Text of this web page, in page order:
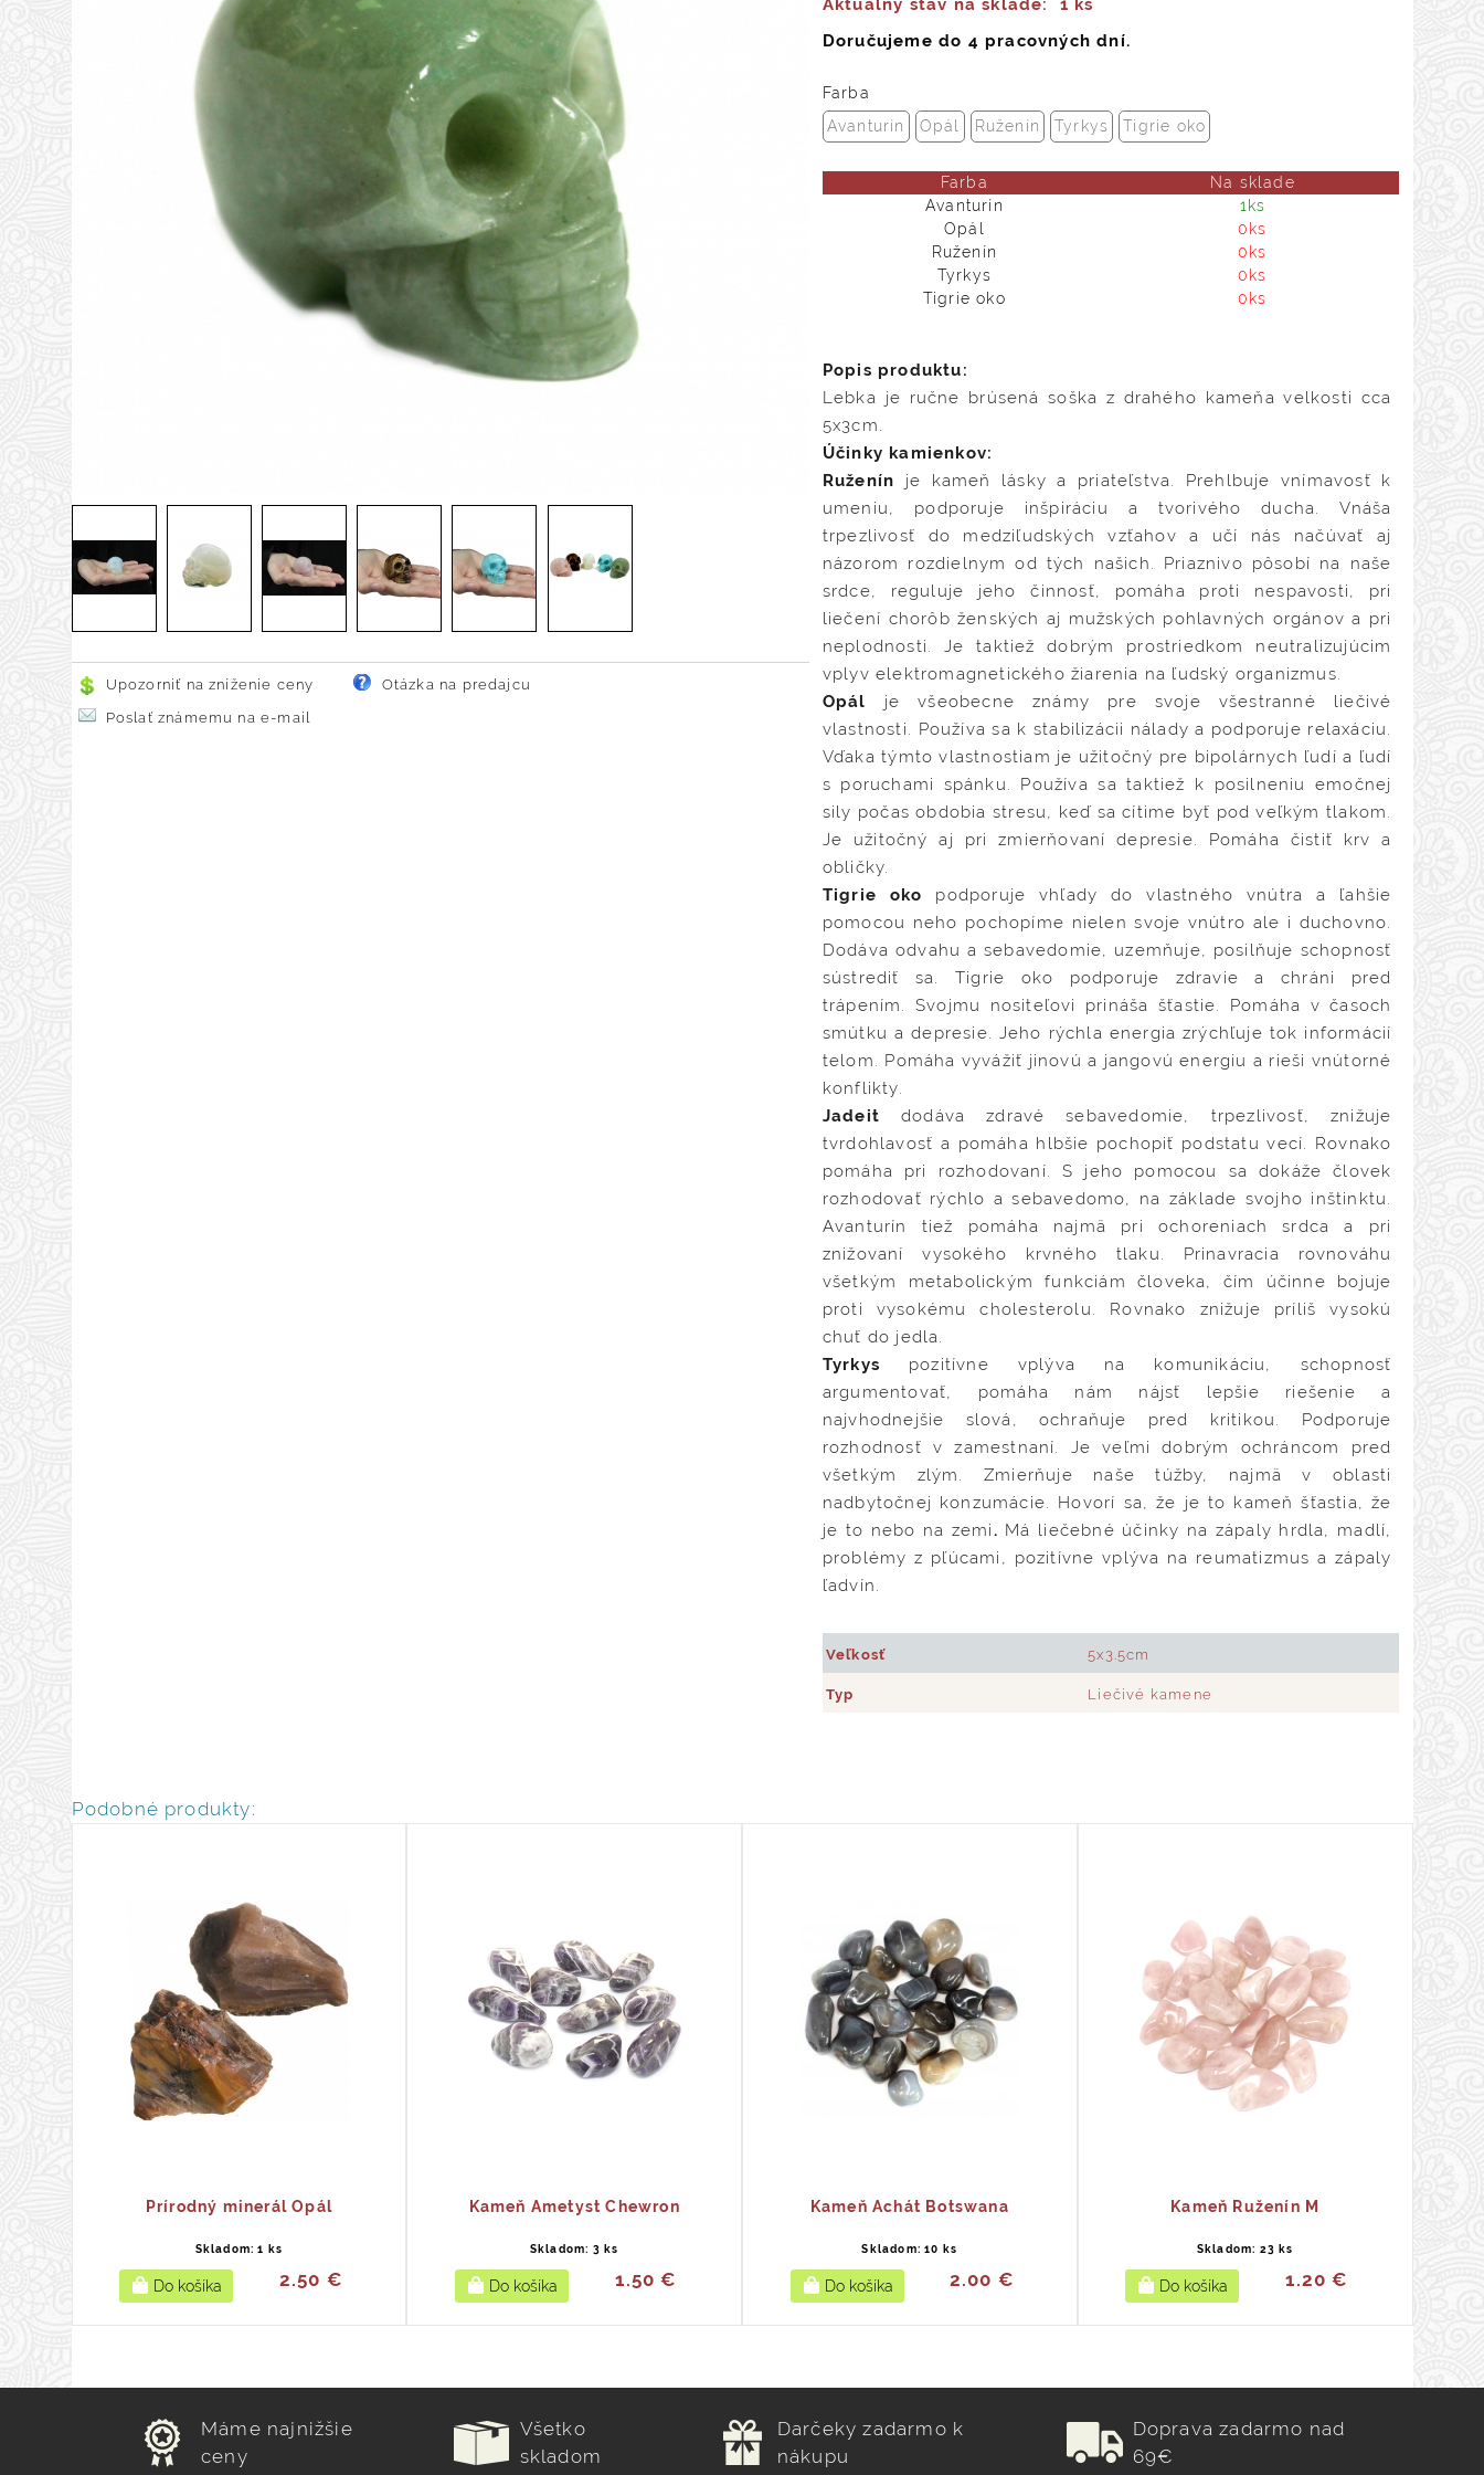
Upozorniť na zníženie ceny
Otázka na predajcu
Poslať známemu na e-mail
Aktuálny stav na sklade:
1 ks
Doručujeme do 4 pracovných dní.
Farba
Avanturín
Opál Ruženín Tyrkys Tigrie oko
Farba
Na sklade
Avanturín
1ks
Opál
0ks
Ruženín
0ks
Tyrkys
0ks
Tigrie oko
0ks
Popis produktu:
Lebka je ručne brúsená soška z drahého kameňa velkosti cca
5x3cm.
Účinky kamienkov:
Ruženín je kameň lásky a priateľstva. Prehlbuje vnímavosť k
umeniu, podporuje inšpiráciu a tvorivého ducha. Vnáša
trpezlivosť do medziľudských vzťahov a učí nás načúvať aj
názorom rozdielnym od tých našich. Priaznivo pôsobí na naše
srdce, reguluje jeho činnosť, pomáha proti nespavosti, pri
liečení chorôb ženských aj mužských pohlavných orgánov a pri
neplodnosti. Je taktiež dobrým prostriedkom neutralizujúcim
vplyv elektromagnetického žiarenia na ľudský organizmus.
Opál je všeobecne známy pre svoje všestranné liečivé
vlastnosti. Používa sa k stabilizácii nálady a podporuje relaxáciu.
Vďaka týmto vlastnostiam je užitočný pre bipolárnych ľudí a ľudí
s poruchami spánku. Používa sa taktiež k posilneniu emočnej
sily počas obdobia stresu, keď sa cítime byť pod veľkým tlakom.
Je užitočný aj pri zmierňovaní depresie. Pomáha čistiť krv a
obličky.
Tigrie oko podporuje vhľady do vlastného vnútra a ľahšie
pomocou neho pochopíme nielen svoje vnútro ale i duchovno.
Dodáva odvahu a sebavedomie, uzemňuje, posilňuje schopnosť
sústrediť sa. Tigrie oko podporuje zdravie a chráni pred
trápením. Svojmu nositeľovi prináša šťastie. Pomáha v časoch
smútku a depresie. Jeho rýchla energia zrýchľuje tok informácií
telom. Pomáha vyvážiť jinovú a jangovú energiu a rieši vnútorné
konflikty.
Jadeit dodáva zdravé sebavedomie, trpezlivosť, znižuje
tvrdohlavosť a pomáha hlbšie pochopiť podstatu vecí. Rovnako
pomáha pri rozhodovaní. S jeho pomocou sa dokáže človek
rozhodovať rýchlo a sebavedomo, na základe svojho inštinktu.
Avanturín tiež pomáha najmä pri ochoreniach srdca a pri
znižovaní vysokého krvného tlaku. Prinavracia rovnováhu
všetkým metabolickým funkciám človeka, čím účinne bojuje
proti vysokému cholesterolu. Rovnako znižuje príliš vysokú
chuť do jedla.
Tyrkys pozitívne vplýva na komunikáciu, schopnosť
argumentovať, pomáha nám nájsť lepšie riešenie a
najvhodnejšie slová, ochraňuje pred kritikou. Podporuje
rozhodnosť v zamestnaní. Je veľmi dobrým ochráncom pred
všetkým zlým. Zmierňuje naše túžby, najmä v oblasti
nadbytočnej konzumácie. Hovorí sa, že je to kameň šťastia, že
je to nebo na zemi. Má liečebné účinky na zápaly hrdla, madlí,
problémy z pľúcami, pozitívne vplýva na reumatizmus a zápaly
ľadvín.
Veľkosť 5x3.5cm
Typ Liečivé kamene
Podobné produkty:
Prírodný minerál Opál
Skladom: 1 ks
2.50 €
Kameň Ametyst Chewron
Skladom: 3 ks
1.50 €
Kameň Achát Botswana
Skladom: 10 ks
2.00 €
Kameň Ruženín M
Skladom: 23 ks
1.20 €
Máme najnižšie
ceny
Všetko
skladom
Darčeky zadarmo k
nákupu
Doprava zadarmo nad
69€